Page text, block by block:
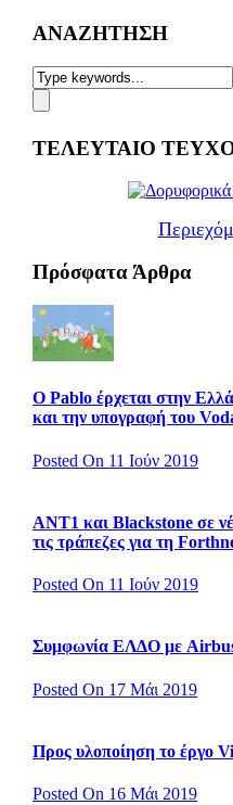
ΑΝΑΖΗΤΗΣΗ
ΤΕΛΕΥΤΑΙΟ
Πρόσφατα Άρθρα
Ο Pablo έρχεται στην
και την υπογραφή του
Posted On 11 Ιούν 2019
ΑΝΤ1 και Blackstone σε
τις τράπεζες για τη
Posted On 11 Ιούν 2019
Συμφωνία ΕΛΔΟ με
Posted On 17 Μάι 2019
Προς υλοποίηση το έργο
Posted On 16 Μάι 2019